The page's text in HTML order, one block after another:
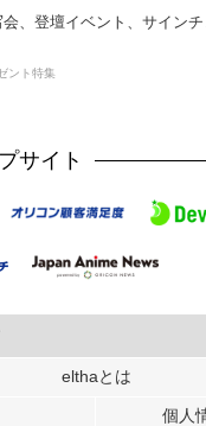
会、登壇イベント、サイン
ント特集
サイト
使用して、ユーザーに合わせ
elthaとは
個人